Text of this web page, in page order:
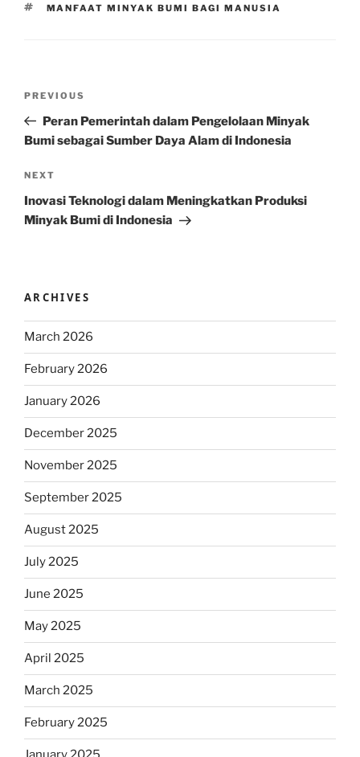
TAGS
MANFAAT MINYAK BUMI BAGI MANUSIA
Previous
Post
PREVIOUS
Peran Pemerintah dalam Pengelolaan Minyak
Bumi sebagai Sumber Daya Alam di Indonesia
Next
Post
NEXT
Inovasi Teknologi dalam Meningkatkan Produksi
Minyak Bumi di Indonesia
ARCHIVES
March 2026
February 2026
January 2026
December 2025
November 2025
September 2025
August 2025
July 2025
June 2025
May 2025
April 2025
March 2025
February 2025